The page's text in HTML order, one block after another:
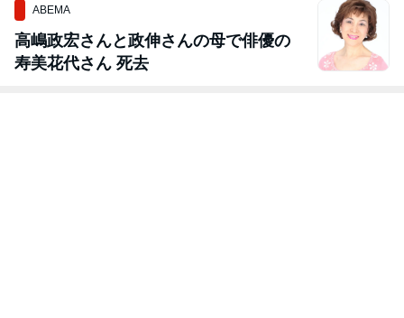
ABEMA
高嶋政宏さんと政伸さんの母で俳優の
寿美花代さん 死去